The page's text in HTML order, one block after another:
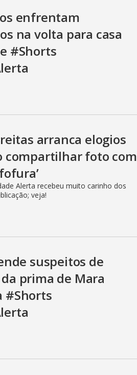
enfrentam
na volta para casa
#Shorts
arranca elogios
compartilhar foto com
Alerta recebeu muito carinho dos
veja!
suspeitos de
prima de Mara
#Shorts